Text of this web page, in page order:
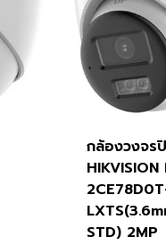
กล้องวงจร
HIKVISION
STD) 2MP